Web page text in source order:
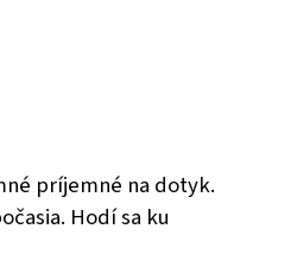
príjemné na dotyk.
Hodí sa ku